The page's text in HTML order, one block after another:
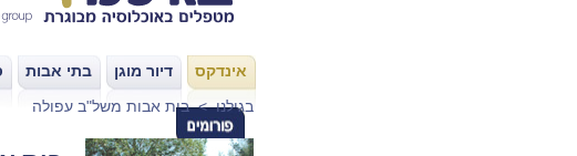
אינדקס דיור מוגן בתי אבות
בגילנו>בית אבות משל"ב עפולה